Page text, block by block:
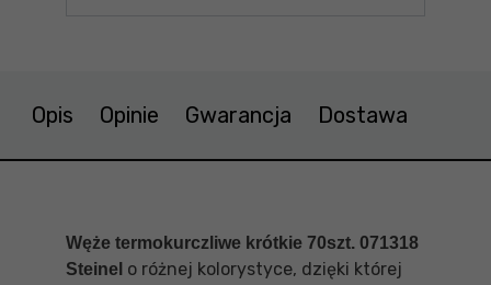
Opis Opinie Gwarancja Dostawa
Węże termokurczliwe krótkie 70szt. 071318
Steinel o różnej kolorystyce, dzięki której